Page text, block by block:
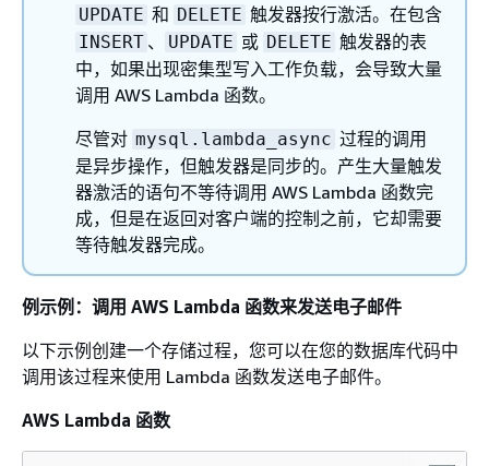
UPDATE 和 DELETE 触发器按行激活。在包含
INSERT 、 UPDATE 或 DELETE 触发器的表
中，如果出现密集型写入工作负载，会导致大量
调用 AWS Lambda 函数。
尽管对 mysql.lambda_async 过程的调用
是异步操作，但触发器是同步的。产生大量触发
器激活的语句不等待调用 AWS Lambda 函数完
成，但是在返回对客户端的控制之前，它却需要
等待触发器完成。
例示例：调用 AWS Lambda 函数来发送电子邮件
以下示例创建一个存储过程，您可以在您的数据库代码中
调用该过程来使用 Lambda 函数发送电子邮件。
AWS Lambda 函数